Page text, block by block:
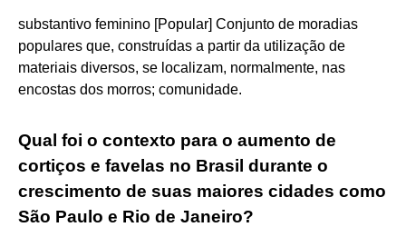
substantivo feminino [Popular] Conjunto de moradias
populares que, construídas a partir da utilização de
materiais diversos, se localizam, normalmente, nas
encostas dos morros; comunidade.
Qual foi o contexto para o aumento de
cortiços e favelas no Brasil durante o
crescimento de suas maiores cidades como
São Paulo e Rio de Janeiro?